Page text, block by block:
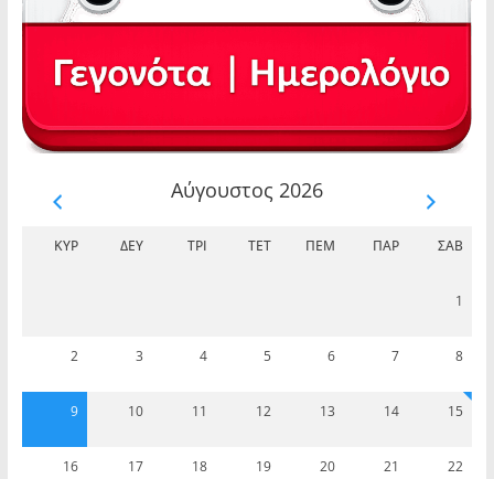
Αύγουστος 2026
ΚΥΡ ΔΕΥ ΤΡΊ ΤΕΤ ΠΈΜ ΠΑΡ ΣΆΒ
1
2 3 4 5 6 7 8
9 10 11 12 13 14 15
16 17 18 19 20 21 22